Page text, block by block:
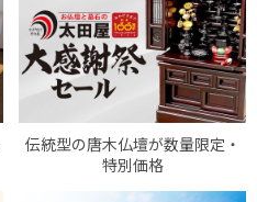
伝統型の唐木仏壇が数量限定・
特別価格